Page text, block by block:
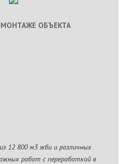
ОБЪЕКТА
12 800 м3 жби и различных
работ с переработкой в